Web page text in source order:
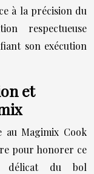
à la précision du
respectueuse
son exécution
et
au Magimix Cook
pour honorer ce
délicat du bol